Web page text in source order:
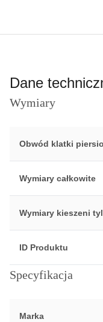
Dane
Wymiary
Obwód klatki
Wymiary całkowite
Wymiary kieszeni
ID Produktu
Specyfikacja
Marka